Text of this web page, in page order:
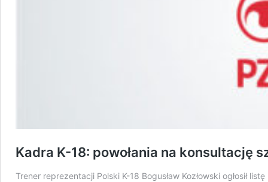
Kadra K-18: powołania na konsultację
Trener reprezentacji Polski K-18 Bogusław Kozłowski ogłosił